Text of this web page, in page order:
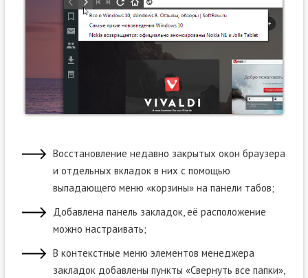
Восстановление недавно закрытых окон браузера
и отдельных вкладок в них с помощью
выпадающего меню «корзины» на панели табов;
Добавлена панель закладок, её расположение
можно настраивать;
В контекстные меню элементов менеджера
закладок добавлены пункты «Свернуть все папки»,